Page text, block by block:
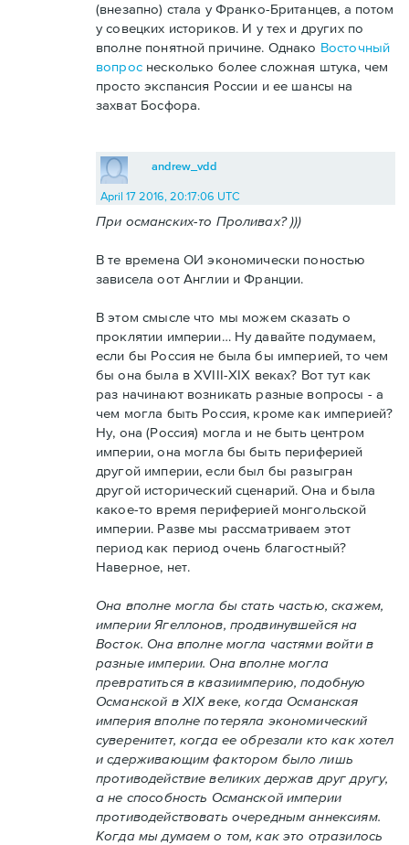
(внезапно) стала у Франко-Британцев, а потом
у совецких историков. И у тех и других по
вполне понятной причине. Однако Восточный
вопроснесколько более сложная штука, чем
просто экспансия России и ее шансы на
захват Босфора.
andrew_vdd
April 17 2016, 20:17:06 UTC
При османских-то Проливах? )))
В те времена ОИ экономически поностью
зависела оот Англии и Франции.
В этом смысле что мы можем сказать о
проклятии империи… Ну давайте подумаем,
если бы Россия не была бы империей, то чем
бы она была в XVIII-XIX веках? Вот тут как
раз начинают возникать разные вопросы - а
чем могла быть Россия, кроме как империей?
Ну, она (Россия) могла и не быть центром
империи, она могла бы быть периферией
другой империи, если был бы разыгран
другой исторический сценарий. Она и была
какое-то время периферией монгольской
империи. Разве мы рассматриваем этот
период как период очень благостный?
Наверное, нет.
Она вполне могла бы стать частью, скажем,
империи Ягеллонов, продвинувшейся на
Восток. Она вполне могла частями войти в
разные империи. Она вполне могла
превратиться в квазиимперию, подобную
Османской в XIX веке, когда Османская
империя вполне потеряла экономический
суверенитет, когда ее обрезали кто как хотел
и сдерживающим фактором было лишь
противодействие великих держав друг другу,
а не способность Османской империи
противодействовать очередным аннексиям.
Когда мы думаем о том, как это отразилось